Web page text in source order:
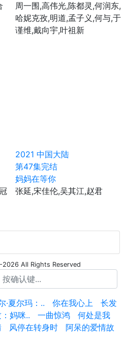
周一围,高伟光,陈都灵,何润东,
哈妮克孜,明道,孟子义,何与,于
谨维,戴向宇,叶祖新
2021 中国大陆
第47集完结
妈妈在等你
张延,宋佳伦,吴其江,赵君
All Rights Reserved
·夏尔玛：.. 你在我心上
长发
妈咪.. 一曲惊鸿
何处是我
风停在转身时
阿呆的爱情故